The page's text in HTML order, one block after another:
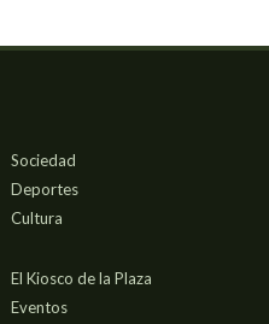
Sociedad
Deportes
Cultura
El Kiosco de la Plaza
Eventos